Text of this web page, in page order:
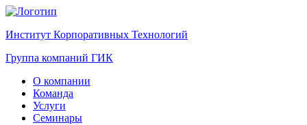
Институт Корпоративных Технологий
Группа компаний ГИК
О компании
Команда
Услуги
Семинары